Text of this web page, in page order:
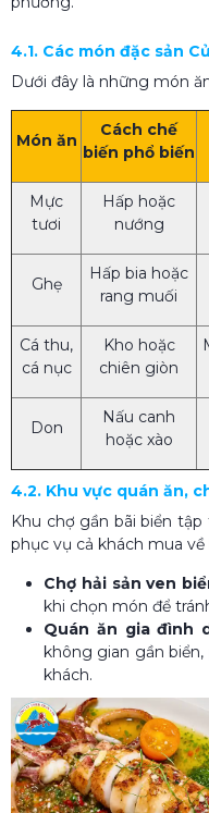
4.1. Các món đặc sản
Dưới đây là những món
Món ăn
Cách chế
biến phổ biến
Mực
tươi
Hấp hoặc
nướng
Ghẹ
Hấp bia hoặc
rang muối
Cá thu,
cá nục
Kho hoặc
chiên giòn
Don
Nấu canh
hoặc xào
4.2. Khu vực quán ăn,
Khu chợ gần bãi biển
phục vụ cả khách mua về
Chợ hải sản ven
khi chọn món để
Quán ăn gia đình
không gian gần
khách.